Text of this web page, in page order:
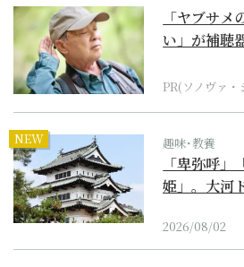
「ヤブサ
い」が補聴
PR(ソノヴァ
NEW 趣味･教養
「卑弥呼
姫」。大河
2026/08/02